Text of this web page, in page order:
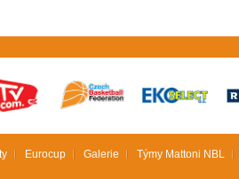
Eurocup Galerie Týmy Mattoni NBL